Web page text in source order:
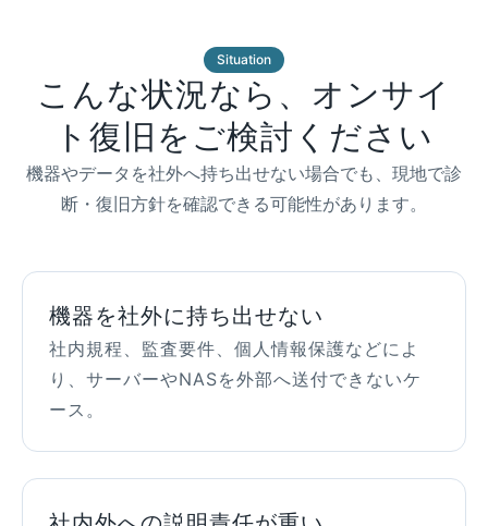
Situation
こんな状況なら、オンサイ
ト復旧をご検討ください
機器やデータを社外へ持ち出せない場合でも、現地で診
断・復旧方針を確認できる可能性があります。
機器を社外に持ち出せない
社内規程、監査要件、個人情報保護などによ
り、サーバーやNASを外部へ送付できないケ
ース。